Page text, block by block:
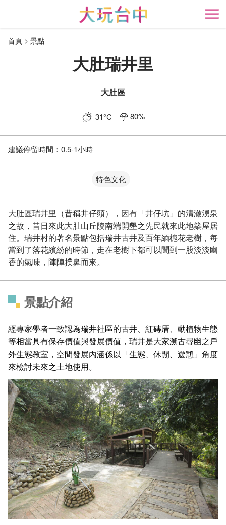
開
首頁 景點
大肚瑞井里
大肚區
31°C 80%
建議停留時間： 0.5-1小時
特色文化
大肚區瑞井里（昔稱井仔頭），因有「井仔坑」的清澈湧泉
之故，昔日來此大肚山丘陵南端開墾之先民就來此地築屋居
住。瑞井村的著名景點包括瑞井古井及百年緬槴花老樹，每
當到了落花繽紛的時節，走在老樹下都可以聞到一股淡淡幽
香的氣味，陣陣撲鼻而來。
景點介紹
經專家學者一致認為瑞井社區的古井、紅磚厝、動植物生態
等相當具有保存價值與發展價值，瑞井是大家溯古尋幽之戶
外生態教室，空間發展內涵係以「生態、休閒、遊憩」角度
來檢討未來之土地使用。